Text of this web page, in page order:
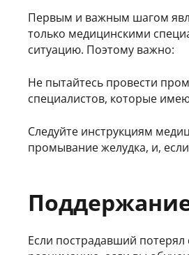
Первым и важным шагом
только медицинскими
ситуацию. Поэтому важно:
Не пытайтесь провести
специалистов, которые
Следуйте инструкциям
промывание желудка, и,
Если пострадавший